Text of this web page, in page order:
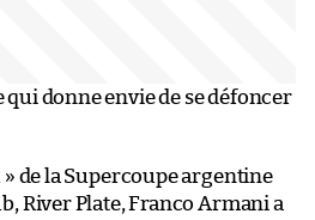
donne envie de se défoncer
» de la Supercoupe argentine
River Plate, Franco Armani a